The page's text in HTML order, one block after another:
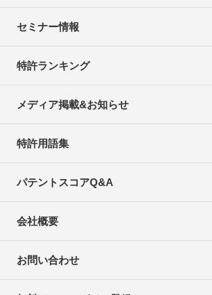
セミナー情報
特許ランキング
メディア掲載&お知らせ
特許用語集
パテントスコアQ&A
会社概要
お問い合わせ